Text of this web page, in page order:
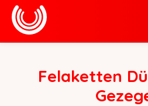
Felaketten